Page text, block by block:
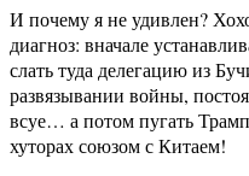
И почему я не удивлен?
диагноз: вначале
слать туда делегацию из
развязывании войны,
всуе… а потом пугать
хуторах союзом с Китаем!